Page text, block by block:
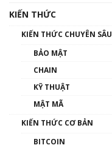
00:43:47
KIẾN THỨC
KIẾN THỨC CHUYÊN SÂU
BẢO MẬT
CHAIN
KỸ THUẬT
MẬT MÃ
KIẾN THỨC CƠ BẢN
BITCOIN